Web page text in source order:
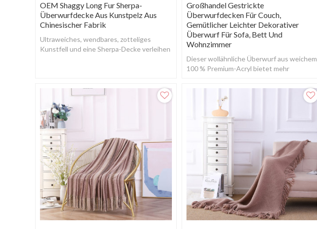
OEM Shaggy Long Fur Sherpa-
Überwurfdecke Aus Kunstpelz Aus
Chinesischer Fabrik
Ultraweiches, wendbares, zotteliges
Kunstfell und eine Sherpa-Decke verleihen
Großhandel Gestrickte
Überwurfdecken Für Couch,
Gemütlicher Leichter Dekorativer
Überwurf Für Sofa, Bett Und
Wohnzimmer
Dieser wollähnliche Überwurf aus weichem
100 % Premium-Acryl bietet mehr